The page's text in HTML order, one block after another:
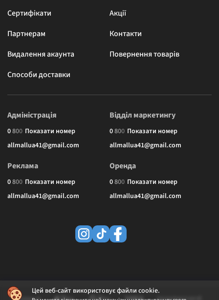
Цей веб-сайт використовує файли cookie.
Сертифікати
Акції
Партнерам
Контакти
Видалення акаунта
Повернення товарів
Способи доставки
Адміністрація
0800 Показати номер
allmallua41@gmail.com
Відділ маркетингу
0800 Показати номер
allmallua41@gmail.com
Реклама
0800 Показати номер
allmallua41@gmail.com
Оренда
0800 Показати номер
allmallua41@gmail.com